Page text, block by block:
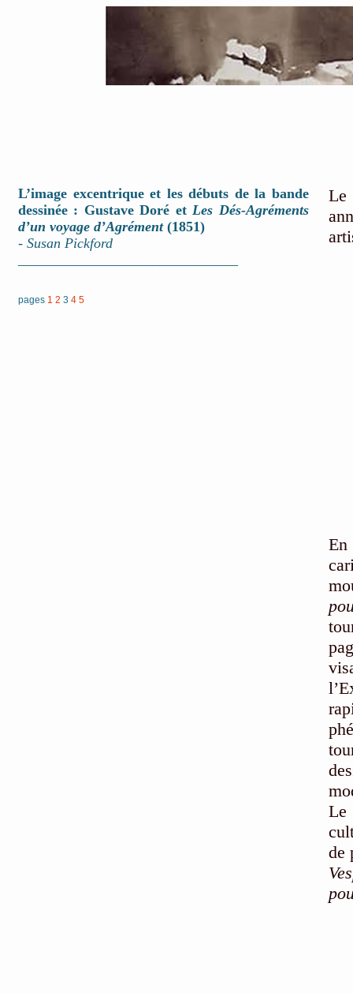
L’image excentrique et les débuts de la bande
dessinée : Gustave Doré etLes Dés-Agréments
d’un voyage d’Agrément(1851)
- Susan Pickford
pages 1 2 3 4 5
Le
Le
de